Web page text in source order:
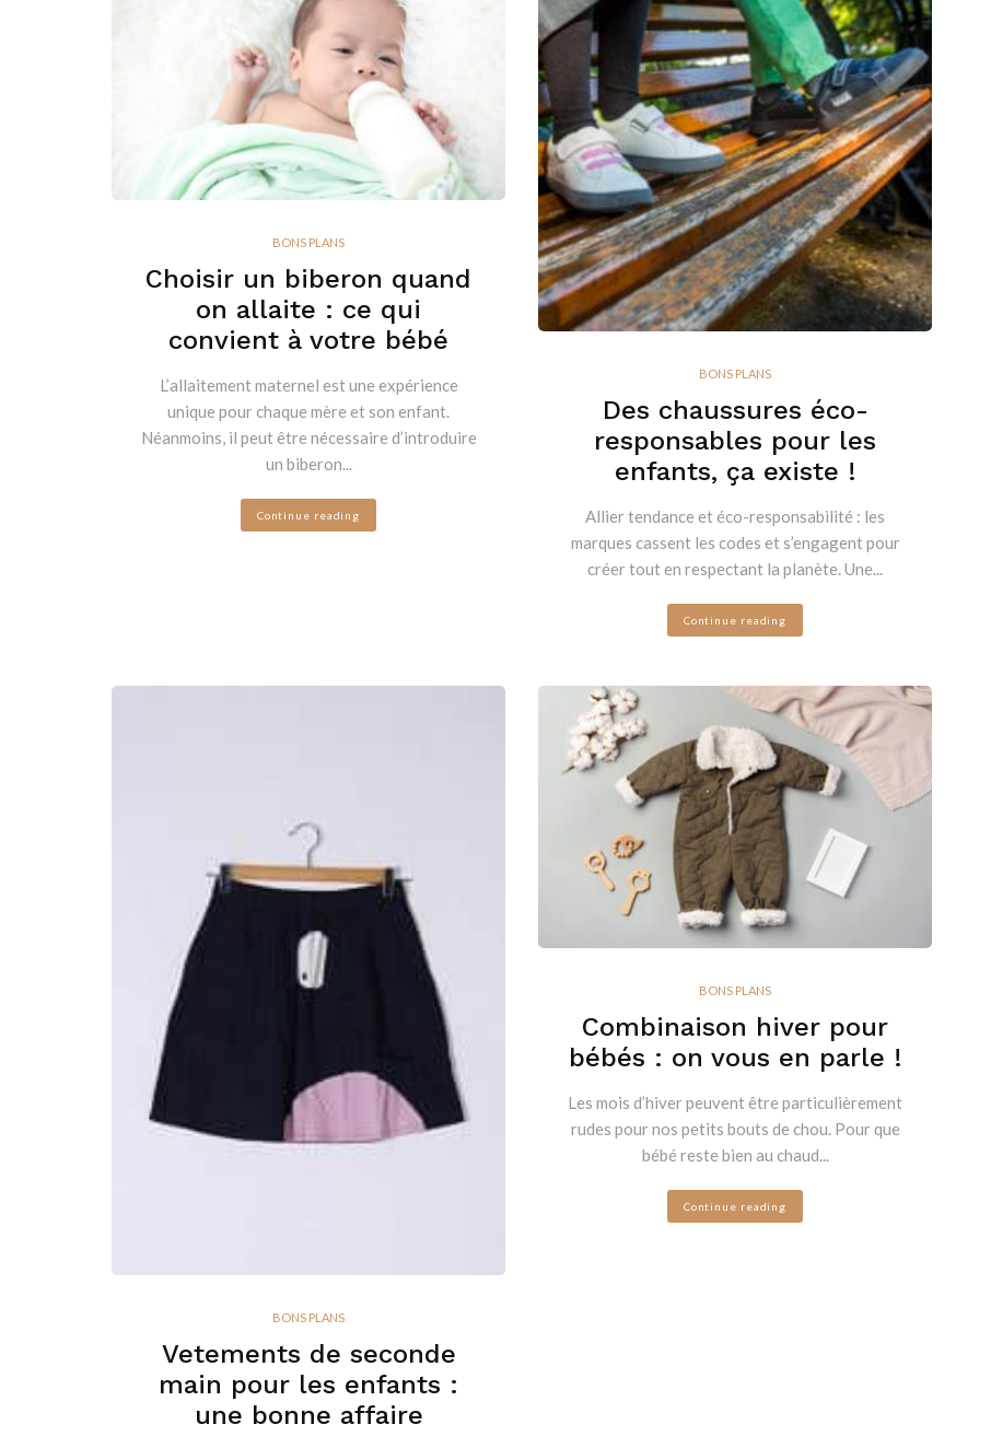
BONS PLANS
Choisir un biberon quand
on allaite : ce qui
convient à votre bébé
L’allaitement maternel est une expérience
unique pour chaque mère et son enfant.
Néanmoins, il peut être nécessaire d’introduire
un biberon...
Continue reading
BONS PLANS
Des chaussures éco-
responsables pour les
enfants, ça existe !
Allier tendance et éco-responsabilité : les
marques cassent les codes et s’engagent pour
créer tout en respectant la planète. Une...
Continue reading
BONS PLANS
Vetements de seconde
main pour les enfants :
une bonne affaire
BONS PLANS
Combinaison hiver pour
bébés : on vous en parle !
Les mois d’hiver peuvent être particulièrement
rudes pour nos petits bouts de chou. Pour que
bébé reste bien au chaud...
Continue reading